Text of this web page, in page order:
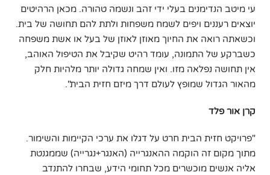
עי מיטב הנדימנים בעלי ידי זהב ונשמה טהורה. מכאן הרהיטים
יוצאים רעננים ויפים לשמח משפחות ולתת להם תחושה של בית.
וכשאתה רואה את החיוך מאוזן לאוזן של בעל או אשת משפחה
כשברקע של התמונה, עומד רהיט שקיבל את הטיפול האוהב,
אין תחושה נפלאה מזו. ואין שמחה גדולה יותר מלהיות חלק
מהאור הגדול שמופץ לעולם דרך מיזם חזית הבית".
קרן אור פלד
"פרויקט חזית הבית חרט על דגלו את ערכי הקיימות והשימור.
מתוך מקום זה הוקמה ההאנגרייה (האנגר+נגרייה) שממגנטת
אליה אנשים מוכשרים מכל תחומי הידע, שבחרו להתנדב